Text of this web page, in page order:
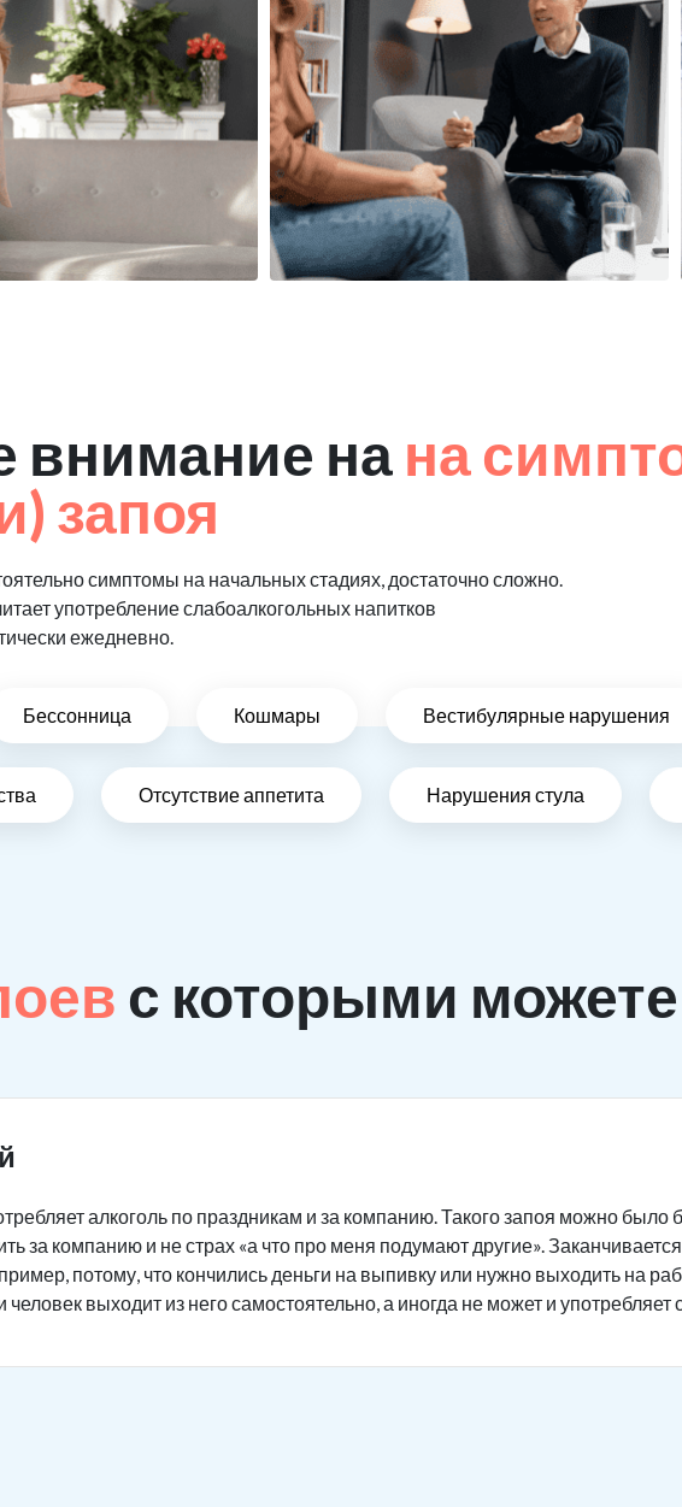
внимание на на
запоя
симптомы на начальных стадиях, достаточно сложно.
употребление слабоалкогольных напитков
ежедневно.
Бессонница Кошмары Вестибулярные нарушения
Отсутствие аппетита Нарушения стула
с которыми
алкоголь по праздникам и за компанию. Такого запоя можно
за компанию и не страх «а что про меня подумают другие».
потому, что кончились деньги на выпивку или нужно выходить на
человек выходит из него самостоятельно, а иногда не может и